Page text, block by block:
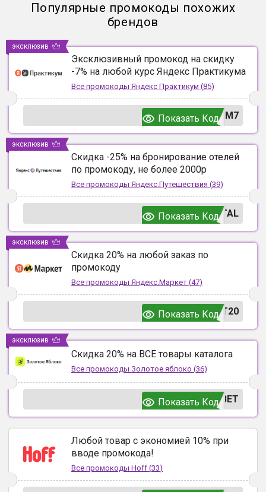
Популярные промокоды похожих
брендов
Эксклюзивный промокод на скидку
-7% на любой курс Яндекс Практикума
Все промокоды Яндекс Практикум (85)
UM7
Показать Код
эксклюзив
Скидка -25% на бронирование отелей
по промокоду, не более 2000р
Все промокоды Яндекс.Путешествия (39)
TAL
Показать Код
эксклюзив
Скидка 20% на любой заказ по
промокоду
Все промокоды Яндекс.Маркет (47)
T20
Показать Код
эксклюзив
Скидка 20% на ВСЕ товары каталога
Все промокоды Золотое яблоко (36)
ВЕТ
Показать Код
эксклюзив
Любой товар с экономией 10% при
вводе промокода!
Все промокоды Hoff (33)